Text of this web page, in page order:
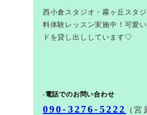
西小倉スタジオ・霧ヶ丘スタ
料体験レッスン実施中！可愛
ドを貸し出ししています♡
-電話でのお問い合わせ
090-3276-5222 (宮